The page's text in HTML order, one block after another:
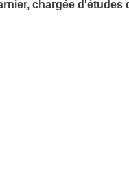
chargée